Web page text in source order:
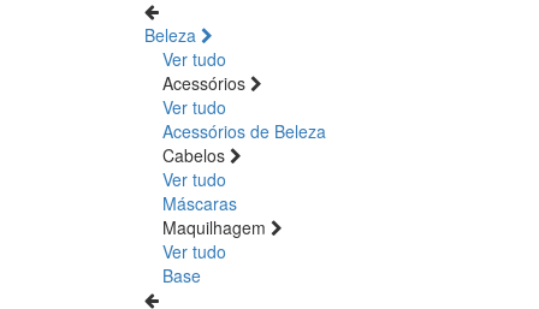
Beleza
Ver tudo
Acessórios
Ver tudo
Acessórios de Beleza
Cabelos
Ver tudo
Máscaras
Maquilhagem
Ver tudo
Base